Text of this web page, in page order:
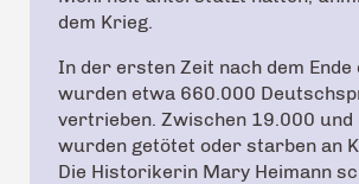
dem Krieg.
In der ersten Zeit nach dem Ende
wurden etwa 660.000
vertrieben. Zwischen 19.000 und
wurden getötet oder starben an
Die Historikerin Mary Heimann